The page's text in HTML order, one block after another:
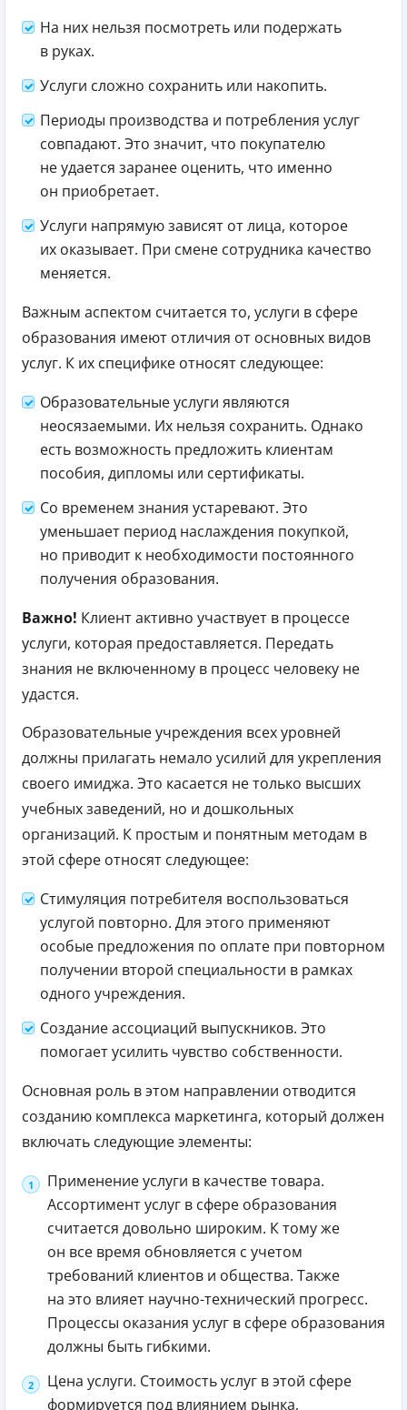
На них нельзя посмотреть или подержать
в руках.
Услуги сложно сохранить или накопить.
Периоды производства и потребления услуг
совпадают. Это значит, что покупателю
не удается заранее оценить, что именно
он приобретает.
Услуги напрямую зависят от лица, которое
их оказывает. При смене сотрудника качество
меняется.
Важным аспектом считается то, услуги в сфере
образования имеют отличия от основных видов
услуг. К их специфике относят следующее:
Образовательные услуги являются
неосязаемыми. Их нельзя сохранить. Однако
есть возможность предложить клиентам
пособия, дипломы или сертификаты.
Со временем знания устаревают. Это
уменьшает период наслаждения покупкой,
но приводит к необходимости постоянного
получения образования.
Важно! Клиент активно участвует в процессе
услуги, которая предоставляется. Передать
знания не включенному в процесс человеку не
удастся.
Образовательные учреждения всех уровней
должны прилагать немало усилий для укрепления
своего имиджа. Это касается не только высших
учебных заведений, но и дошкольных
организаций. К простым и понятным методам в
этой сфере относят следующее:
Стимуляция потребителя воспользоваться
услугой повторно. Для этого применяют
особые предложения по оплате при повторном
получении второй специальности в рамках
одного учреждения.
Создание ассоциаций выпускников. Это
помогает усилить чувство собственности.
Основная роль в этом направлении отводится
созданию комплекса маркетинга, который должен
включать следующие элементы:
Применение услуги в качестве товара.
Ассортимент услуг в сфере образования
считается довольно широким. К тому же
он все время обновляется с учетом
требований клиентов и общества. Также
на это влияет научно-технический прогресс.
Процессы оказания услуг в сфере образования
должны быть гибкими.
Цена услуги. Стоимость услуг в этой сфере
формируется под влиянием рынка,